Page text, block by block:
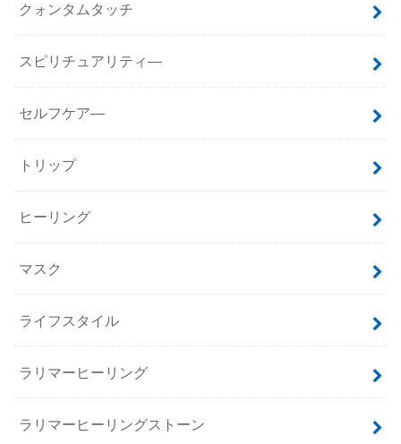
クォンタムタッチ
スピリチュアリティ―
セルフケア―
トリップ
ヒーリング
マスク
ライフスタイル
ラリマーヒーリング
ラリマーヒーリングストーン